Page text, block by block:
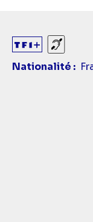
Sourds
Nationalité